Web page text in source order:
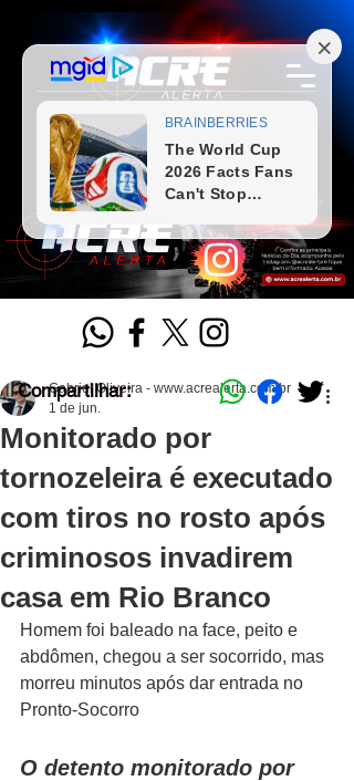
Monitorado por
tornozeleira é executado
com tiros no rosto após
criminosos invadirem
casa em Rio Branco
Gabriel Oliveira - www.acrealerta.com.br
1 de jun.
Homem foi baleado na face, peito e
abdômen, chegou a ser socorrido, mas
morreu minutos após dar entrada no
Pronto-Socorro
O detento monitorado por
Compartilhar: